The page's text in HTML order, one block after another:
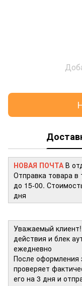
НОВАЯ ПОЧТА В
Отправка товара в
до 15-00.
дня
Уважаемый
действия и блек
ежедневно
После оформления
проверяет
его на 3 дня и